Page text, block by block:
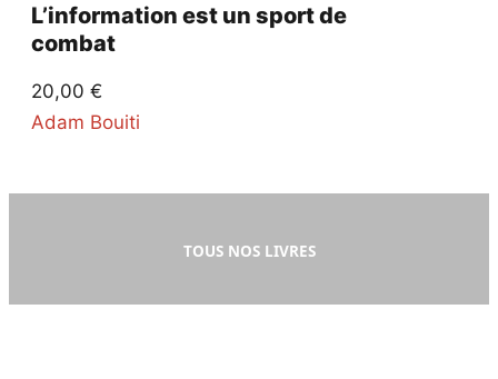
L’information est un sport de
combat
20,00 €
Adam Bouiti
TOUS NOS LIVRES